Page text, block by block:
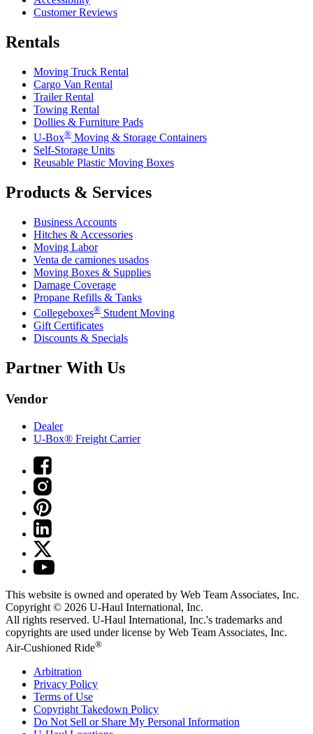
Customer Reviews
Rentals
Moving Truck Rental
Cargo Van Rental
Trailer Rental
Towing Rental
Dollies & Furniture Pads
U-Box® Moving & Storage Containers
Self-Storage Units
Reusable Plastic Moving Boxes
Products & Services
Business Accounts
Hitches & Accessories
Moving Labor
Venta de camiones usados
Moving Boxes & Supplies
Damage Coverage
Propane Refills & Tanks
Collegeboxes® Student Moving
Gift Certificates
Discounts & Specials
Partner With Us
Vendor
Dealer
U-Box® Freight Carrier
This website is owned and operated by Web Team Associates, Inc.
Copyright © 2026 U-Haul International, Inc.
All rights reserved. U-Haul International, Inc.'s trademarks and
copyrights are used under license by Web Team Associates, Inc.
Air-Cushioned Ride®
Arbitration
Privacy Policy
Terms of Use
Copyright Takedown Policy
Do Not Sell or Share My Personal Information